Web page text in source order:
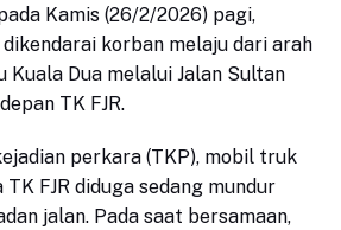
Kamis (26/2/2026) pagi,
korban melaju dari arah
Kuala Dua melalui Jalan Sultan
TK FJR.
perkara (TKP), mobil truk
FJR diduga sedang mundur
jalan. Pada saat bersamaan,